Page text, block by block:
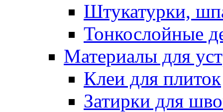
Штукатурки,
Тонкослойные
Материалы для
Клеи для плиток
Затирки для